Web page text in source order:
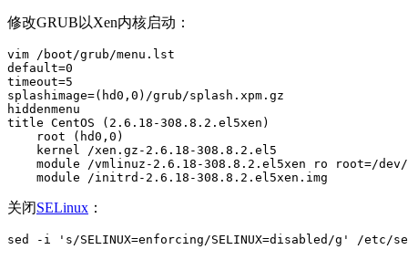
修改GRUB以Xen内核启动：
vim /boot/grub/menu.lst
default=0
timeout=5
splashimage=(hd0,0)/grub/splash.xpm.gz
hiddenmenu
title CentOS (2.6.18-308.8.2.el5xen)
    root (hd0,0)
    kernel /xen.gz-2.6.18-308.8.2.el5
module /vmlinuz-2.6.18-308.8.2.el5xen ro root=/
    module /initrd-2.6.18-308.8.2.el5xen.img
关闭SELinux ：
sed -i 's/SELINUX=enforcing/SELINUX=disabled/g' /etc/